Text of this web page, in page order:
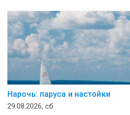
Нарочь: паруса и настойки
29.08.2026, сб